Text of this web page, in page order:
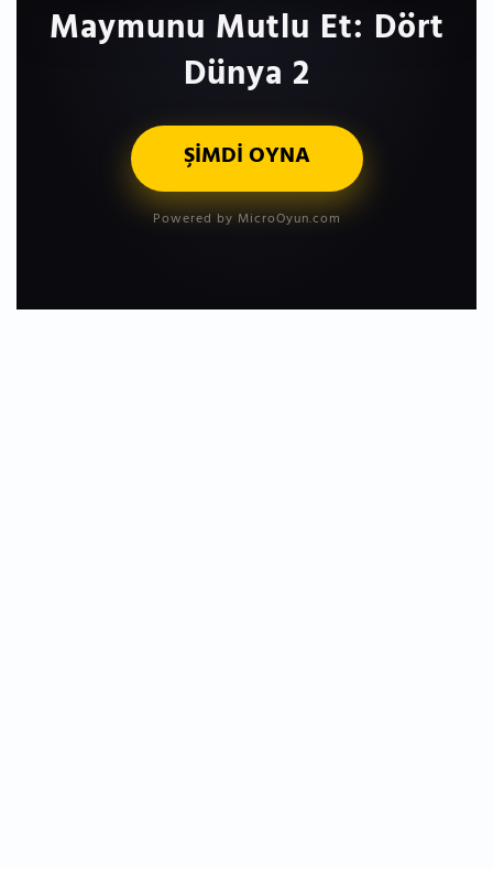
Maymunu Mutlu Et: Dört
Dünya 2
ŞİMDİ OYNA
Powered by MicroOyun.com